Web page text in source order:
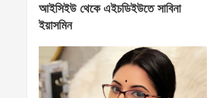
আইসিইউ থেকে এইচডিইউতে সাবিনা
ইয়াসমিন